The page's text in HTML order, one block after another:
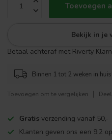
Toevoegen
Bekijk in je
Betaal achteraf met Riverty
Binnen 1 tot 2 weken in huis!
Toevoegen om te vergelijken
Gratis verzending vanaf 50,-
Klanten geven ons een 9,2